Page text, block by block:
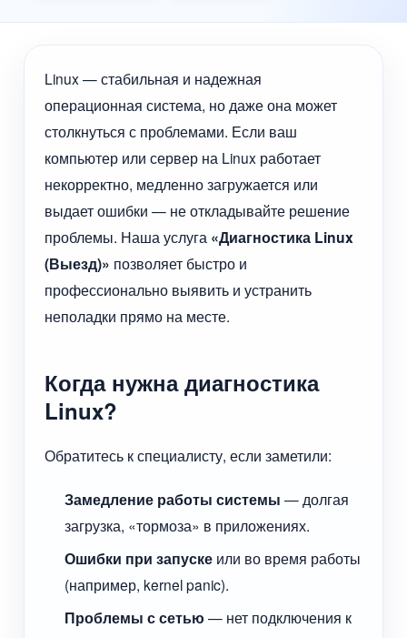
Linux — стабильная и надежная
операционная система, но даже она может
столкнуться с проблемами. Если ваш
компьютер или сервер на Linux работает
некорректно, медленно загружается или
выдает ошибки — не откладывайте решение
проблемы. Наша услуга «Диагностика Linux
(Выезд)» позволяет быстро и
профессионально выявить и устранить
неполадки прямо на месте.
Когда нужна диагностика
Linux?
Обратитесь к специалисту, если заметили:
Замедление работы системы — долгая
загрузка, «тормоза» в приложениях.
Ошибки при запуске или во время работы
(например, kernel panic).
Проблемы с сетью — нет подключения к